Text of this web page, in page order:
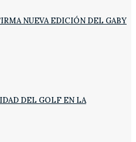
NUEVA EDICIÓN DEL GABY
DEL GOLF EN LA